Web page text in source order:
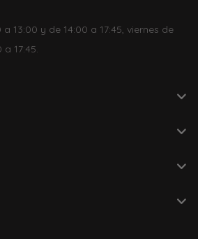
13:00 y de 14:00 a 17:45, viernes de
17:45.